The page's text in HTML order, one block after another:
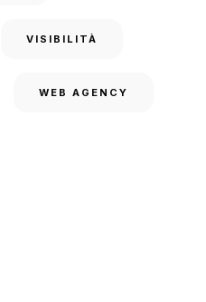
VISIBILITÀ
WEB AGENCY